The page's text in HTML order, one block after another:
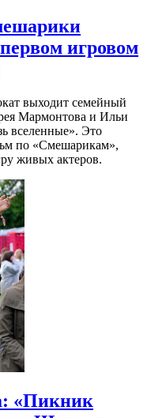
игровом
выходит семейный
Мармонтова и Ильи
вселенные». Это
по «Смешарикам»,
живых актеров.
«Пикник